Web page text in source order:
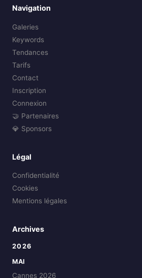
Navigation
Galeries
Keywords
Tendances
Tarifs
Contact
Inscription
Connexion
🤝 Partenaires
💎 Sponsors
Légal
Confidentialité
Cookies
Mentions légales
Archives
2026
MAI
Cannes 2026